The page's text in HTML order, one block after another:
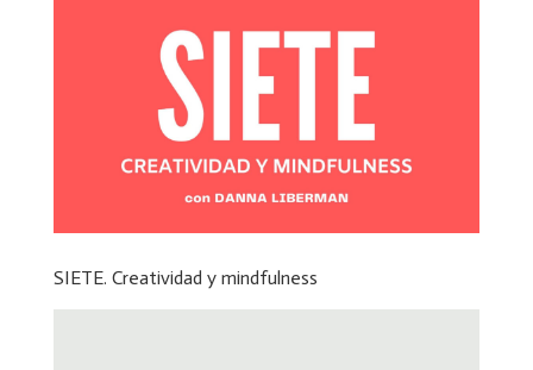
SIETE. Creatividad y mindfulness